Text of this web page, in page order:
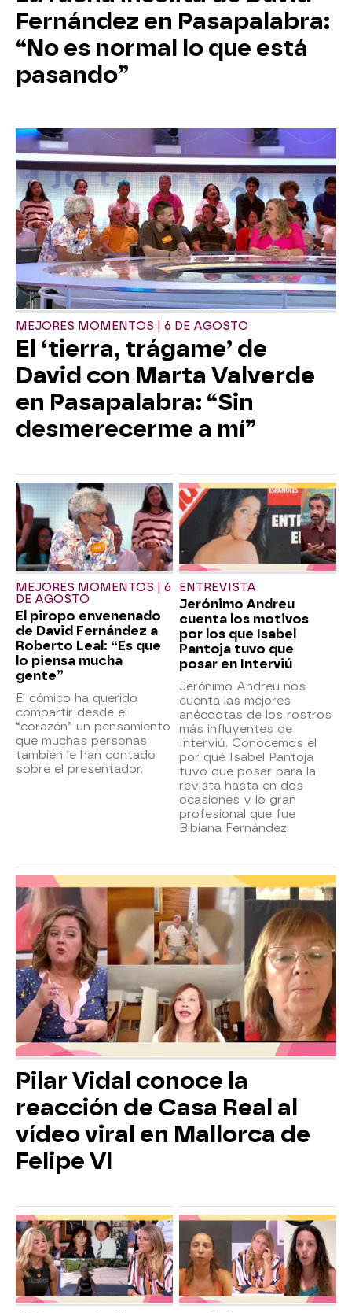
Fernández en Pasapalabra:
“No es normal lo que está
pasando”
MEJORES MOMENTOS | 6 DE AGOSTO
El ‘tierra, trágame’ de
David con Marta Valverde
en Pasapalabra: “Sin
desmerecerme a mí”
MEJORES MOMENTOS | 6
DE AGOSTO
El piropo envenenado
de David Fernández a
Roberto Leal: “Es que
lo piensa mucha
gente”
El cómico ha querido
compartir desde el
“corazón” un pensamiento
que muchas personas
también le han contado
sobre el presentador.
ENTREVISTA
Jerónimo Andreu
cuenta los motivos
por los que Isabel
Pantoja tuvo que
posar en Interviú
Jerónimo Andreu nos
cuenta las mejores
anécdotas de los rostros
más influyentes de
Interviú. Conocemos el
por qué Isabel Pantoja
tuvo que posar para la
revista hasta en dos
ocasiones y lo gran
profesional que fue
Bibiana Fernández.
Pilar Vidal conoce la
reacción de Casa Real al
vídeo viral en Mallorca de
Felipe VI